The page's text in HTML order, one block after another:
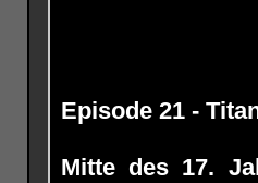
Episode 21 -
Mitte des 17.